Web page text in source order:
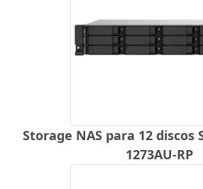
Storage NAS para 12 discos
1273AU-RP